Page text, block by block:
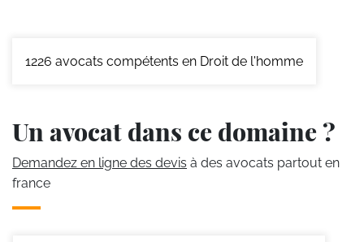
1226 avocats compétents en Droit de l'homme
Un avocat dans ce domaine ?
Demandez en ligne des devis à des avocats partout en
france